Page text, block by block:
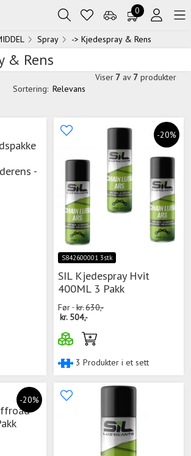
0
Spray -> Kjedespray & Rens
& Rens
Sortering: Relevans
Viser 7 av 7 produkter
-
-20%
S842600001 3stk
SIL Kjedespray Hvit
400ML 3 Pakk
Før kr.630,-
kr. 504,-
3 Produkter i et sett
-20%